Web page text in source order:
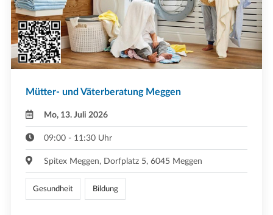
Mütter- und Väterberatung Meggen
Mo, 13. Juli 2026
09:00 - 11:30 Uhr
Spitex Meggen, Dorfplatz 5, 6045 Meggen
Gesundheit Bildung